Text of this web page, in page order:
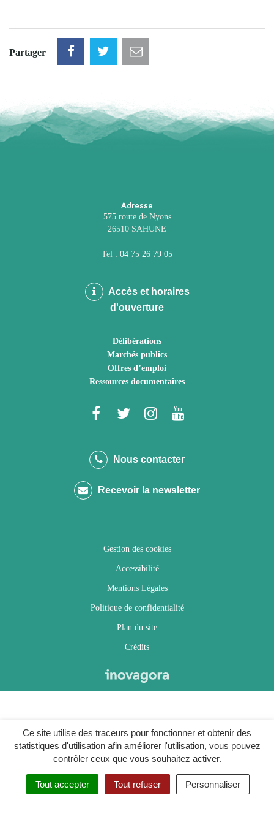
Ce site utilise des traceurs pour fonctionner et obtenir des
statistiques d'utilisation afin améliorer l'utilisation, vous pouvez
contrôler ceux que vous souhaitez activer.
Tout accepter Tout refuser Personnaliser
Partager
Adresse
575 route de Nyons
26510 SAHUNE
Tel : 04 75 26 79 05
Accès et horaires
d'ouverture
Délibérations
Marchés publics
Offres d’emploi
Ressources documentaires
Lien
le
Facebook
Lien
le
Twitter
Lien
le
Instagram
Youtube
Nous contacter
Recevoir la newsletter
Gestion des cookies
Accessibilité
Mentions Légales
Politique de confidentialité
Plan du site
Crédits